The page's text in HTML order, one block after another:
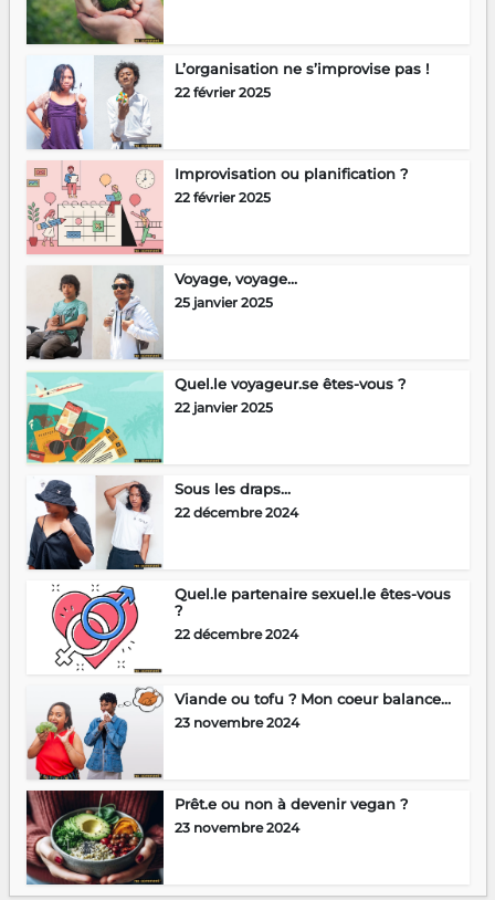
L’organisation ne s’improvise pas !
22 février 2025
Improvisation ou planification ?
22 février 2025
Voyage, voyage…
25 janvier 2025
Quel.le voyageur.se êtes-vous ?
22 janvier 2025
Sous les draps…
22 décembre 2024
Quel.le partenaire sexuel.le êtes-vous
?
22 décembre 2024
Viande ou tofu ? Mon coeur balance…
23 novembre 2024
Prêt.e ou non à devenir vegan ?
23 novembre 2024